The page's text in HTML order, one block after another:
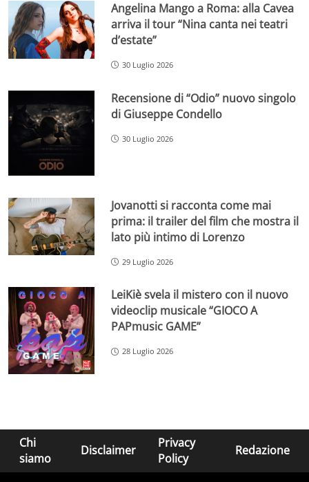
Angelina Mango a Roma: alla Cavea
arriva il tour “Nina canta nei teatri
d’estate”
30 Luglio 2026
Recensione di “Odio” nuovo singolo
di Giuseppe Condello
30 Luglio 2026
Jovanotti si racconta come mai
prima: il trailer del film che mostra il
lato più intimo di Lorenzo
29 Luglio 2026
LeiKiè svela il mistero con il nuovo
videoclip musicale “GIOCO A
PAPmusic GAME”
28 Luglio 2026
Chi
siamo
Disclaimer
Privacy
Policy
Redazione